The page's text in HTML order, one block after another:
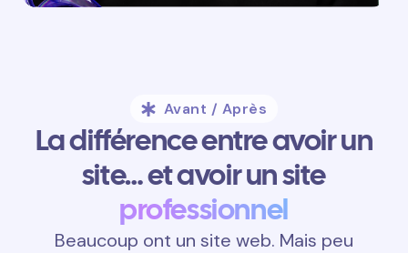
Avant / Après
La différence entre avoir un
site… et avoir un site
professionnel
Beaucoup ont un site web. Mais peu